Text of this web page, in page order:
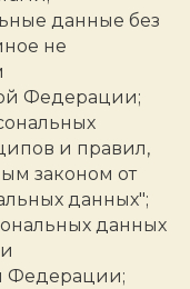
данные без
не
Федерации;
и правил,
законом от
данных";
данных
Федерации;